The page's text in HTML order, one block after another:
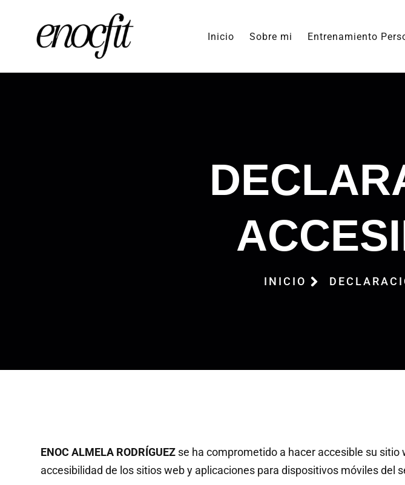
Inicio Sobre mi Entrenamiento
INICIO
ENOC ALMELA RODRÍGUEZ se ha comprometido a hacer accesible su
accesibilidad de los sitios web y aplicaciones para dispositivos móviles del